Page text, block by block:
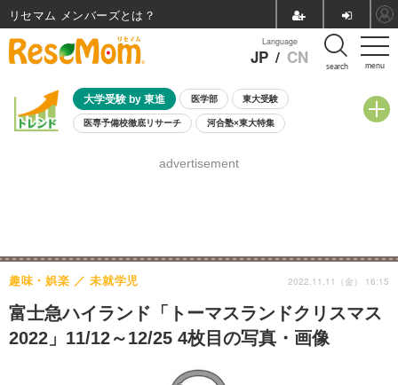
menu
Language
JP / CN search
大学受験 by 東進 医学部 東大受験
医専予備校徹底リサーチ 河合塾×東大特集
8月開催学校説明会・相談会
advertisement
富士急ハイランド「トーマスランドクリスマス
2022」11/12～12/25 4枚目の写真・画像
趣味・娯楽 未就学児 2022.11.11（金） 16:15
リセマム メンバーズ